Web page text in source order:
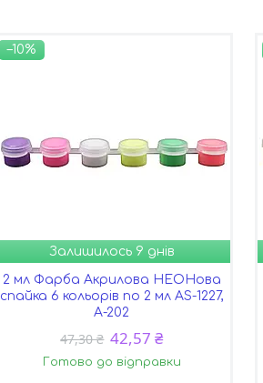
–10%
Залишилось 9 днів
2 мл Фарба Акрилова НЕОНова
спайка 6 кольорів по 2 мл AS-1227,
А-202
47,30 ₴ 42,57 ₴
Готово до відправки